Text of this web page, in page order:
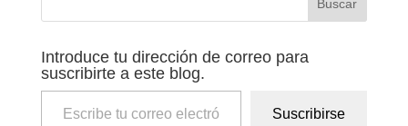
Introduce tu dirección de correo para
suscribirte a este blog.
Escribe tu correo electrónico…
Suscribirse